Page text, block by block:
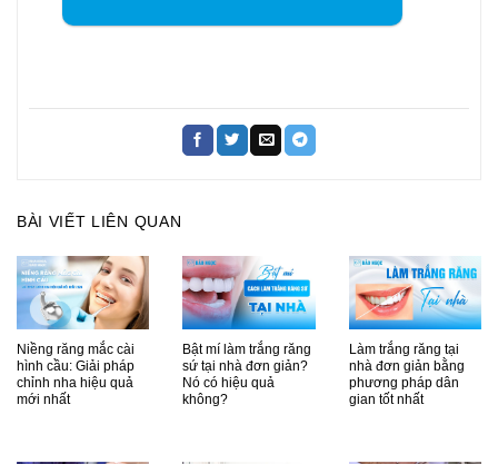
BÀI VIẾT LIÊN QUAN
Niềng răng mắc cài
hình cầu: Giải pháp
chỉnh nha hiệu quả
mới nhất
Bật mí làm trắng răng
sứ tại nhà đơn giản?
Nó có hiệu quả
không?
Làm trắng răng tại
nhà đơn giản bằng
phương pháp dân
gian tốt nhất